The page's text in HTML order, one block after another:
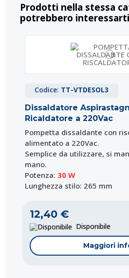
Prodotti nella stessa
potrebbero interessarti
Codice: TT-VTDESOL3
Dissaldatore
Ricaldatore a 220Vac
Pompetta dissaldante con
alimentato a 220Vac.
Semplice da utilizzare, si
mano.
Potenza: 30 W
Lunghezza stilo: 265 mm
12,40 €
Disponibile
Maggiori